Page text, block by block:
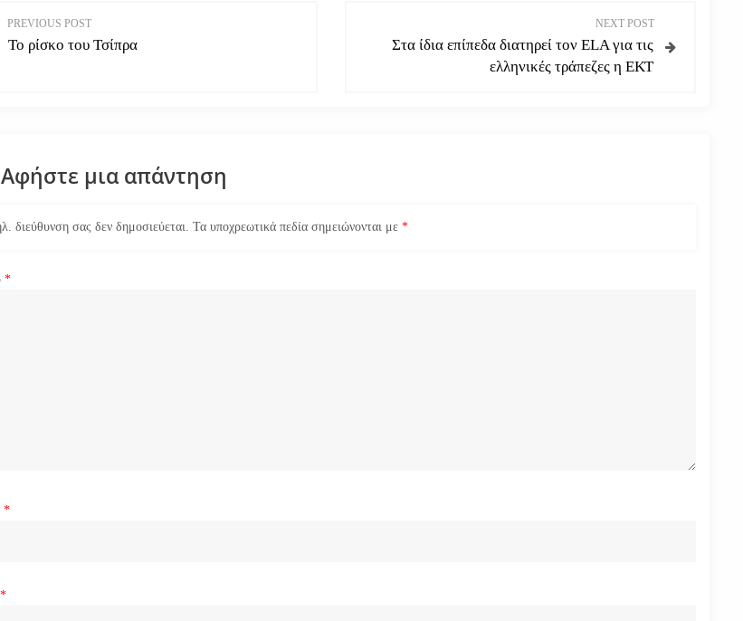
PREVIOUS POST
Το ρίσκο του Τσίπρα
NEXT POST
Στα ίδια επίπεδα διατηρεί τον ΕLA για τις
ελληνικές τράπεζες η ΕΚΤ
Αφήστε μια απάντηση
διεύθυνση σας δεν δημοσιεύεται. Τα υποχρεωτικά πεδία σημειώνονται με*
*
*
*